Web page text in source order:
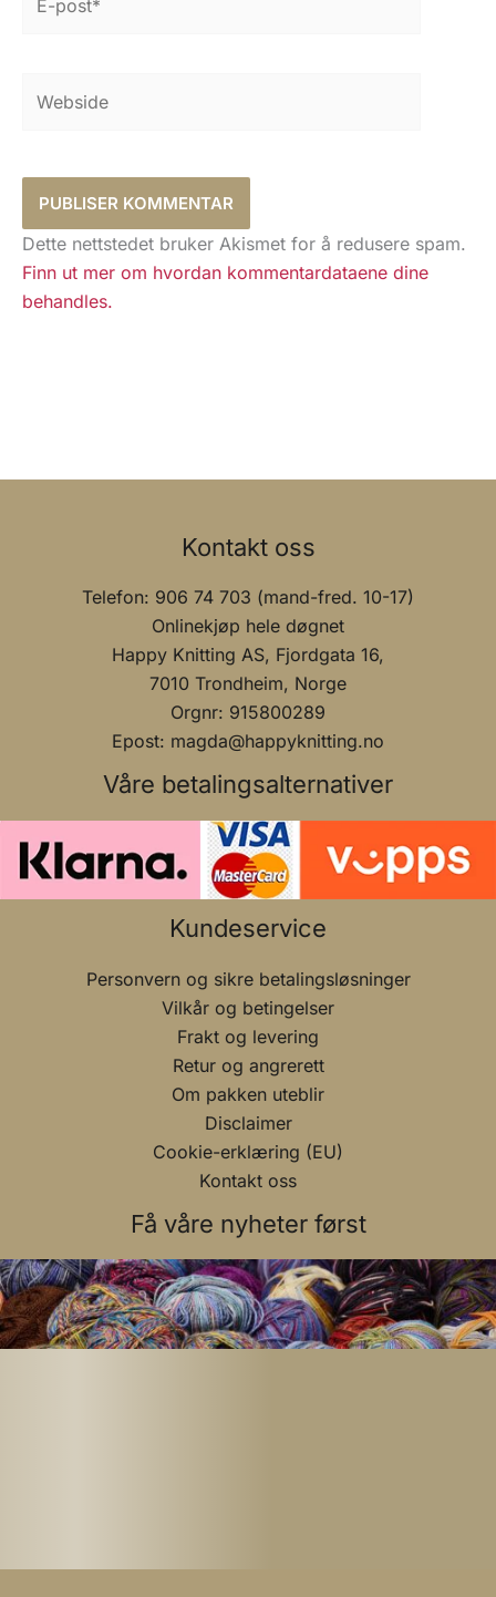
post*
Dette nettstedet bruker Akismet for å redusere spam.
Finn ut mer om hvordan kommentardataene dine
behandles.
Kontakt oss
Telefon: 906 74 703 (mand-fred. 10-17)
Onlinekjøp hele døgnet
Happy Knitting AS, Fjordgata 16,
7010 Trondheim, Norge
Orgnr: 915800289
Epost: magda@happyknitting.no
Våre betalingsalternativer
Kundeservice
Personvern og sikre betalingsløsninger
Vilkår og betingelser
Frakt og levering
Retur og angrerett
Om pakken uteblir
Disclaimer
Cookie-erklæring (EU)
Kontakt oss
Få våre nyheter først